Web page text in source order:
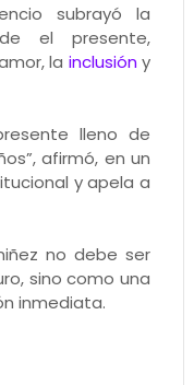
subrayó la
el presente,
la inclusióny
lleno de
afirmó, en un
y apela a
no debe ser
sino como una
inmediata.